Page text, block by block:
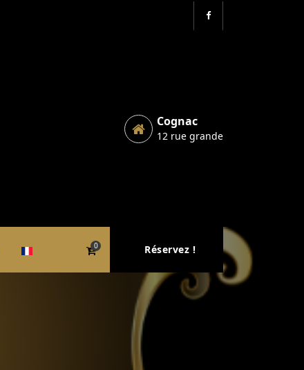
Cognac
12 rue grande
0 Réservez !